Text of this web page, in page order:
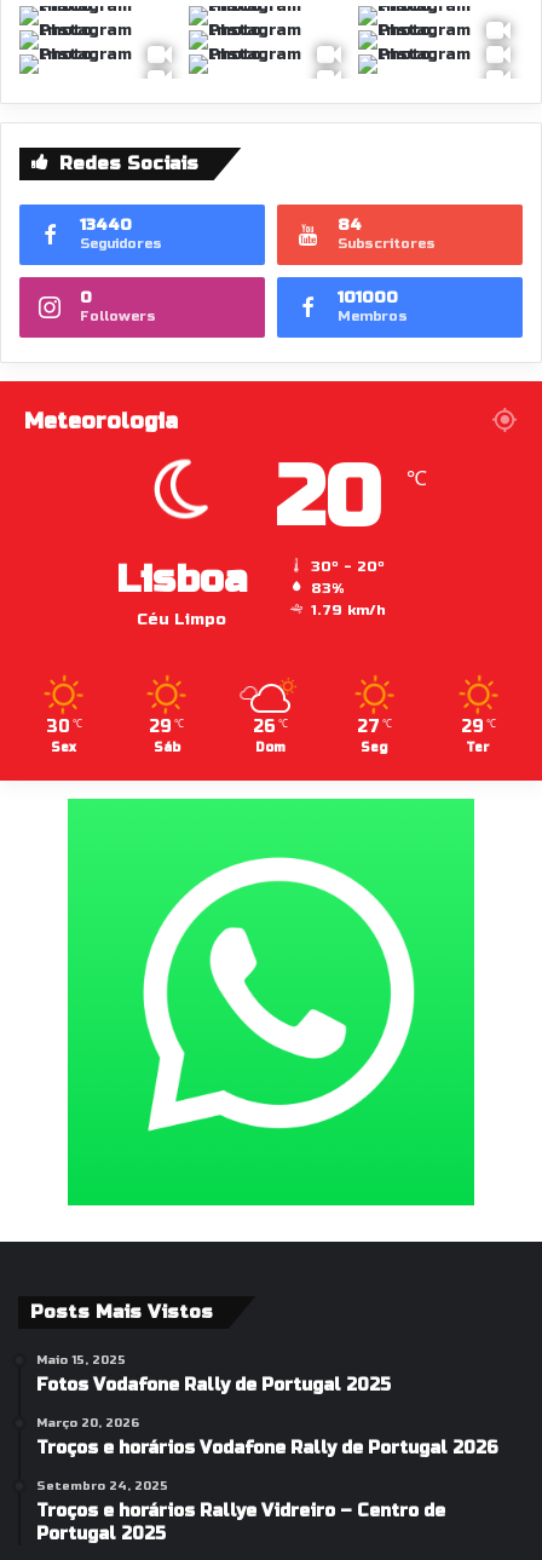
Redes Sociais
13440
Seguidores
84
Subscritores
0
Followers
101000
Membros
Meteorologia
Lisboa
Céu Limpo
20 ℃
30º - 20º
83%
1.79 km/h
30 ℃
Sex
29 ℃
Sáb
26 ℃
Dom
27 ℃
Seg
29 ℃
Ter
Posts Mais Vistos
Maio 15, 2025
Fotos Vodafone Rally de Portugal 2025
Março 20, 2026
Troços e horários Vodafone Rally de Portugal 2026
Setembro 24, 2025
Troços e horários Rallye Vidreiro – Centro de
Portugal 2025